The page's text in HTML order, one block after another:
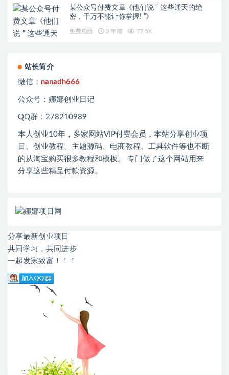
某公众号付费文章《他们说 “ 这些通天的绝
密，千万不能让你掌握! ”》
免费项目 2 年前 77.5K
站长简介
微信： nanadh666
公众号：娜娜创业日记
QQ群：278210989
本人创业10年，多家网站VIP付费会员，本站分享创业项
目、创业教程、主题源码、电商教程、工具软件等也不断
的从淘宝购买很多教程和模板。 专门做了这个网站用来
分享这些精品付款资源。
分享最新创业项目
共同学习，共同进步
一起发家致富！！！